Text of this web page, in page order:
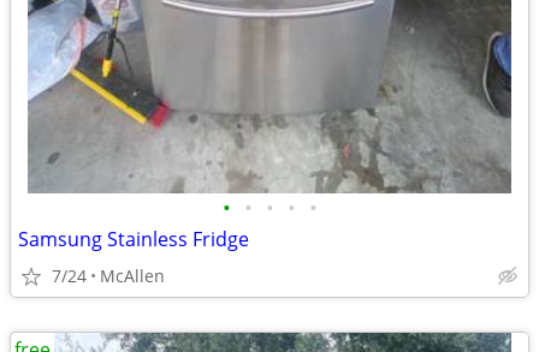
• • • • •
Samsung Stainless Fridge
7/24 McAllen